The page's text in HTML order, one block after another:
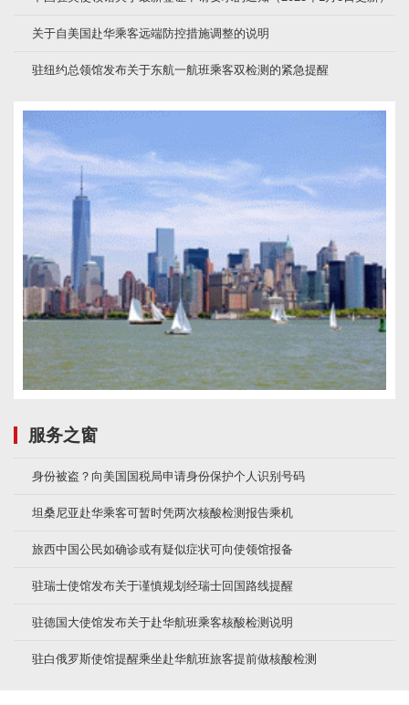
关于自美国赴华乘客远端防控措施调整的说明
驻纽约总领馆发布关于东航一航班乘客双检测的紧急提醒
服务之窗
身份被盗？向美国国税局申请身份保护个人识别号码
坦桑尼亚赴华乘客可暂时凭两次核酸检测报告乘机
旅西中国公民如确诊或有疑似症状可向使领馆报备
驻瑞士使馆发布关于谨慎规划经瑞士回国路线提醒
驻德国大使馆发布关于赴华航班乘客核酸检测说明
驻白俄罗斯使馆提醒乘坐赴华航班旅客提前做核酸检测